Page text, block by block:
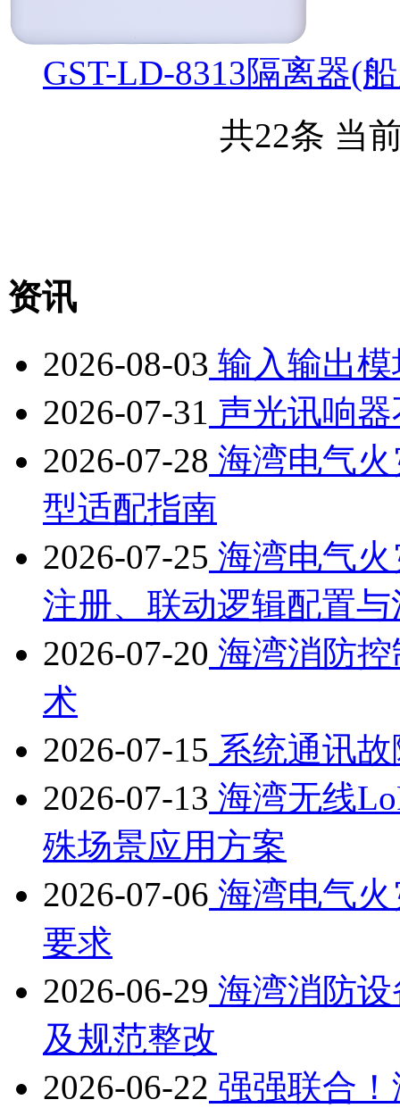
GST-LD-8313隔离器(
共22条 当
资讯
2026-08-03 输入输出
2026-07-31 声光讯响
2026-07-28 海湾电气
型适配指南
2026-07-25 海湾电气
注册、联动逻辑配置
2026-07-20 海湾消防
术
2026-07-15 系统通讯
2026-07-13 海湾无线
殊场景应用方案
2026-07-06 海湾电气
要求
2026-06-29 海湾消防
及规范整改
2026-06-22 强强联合